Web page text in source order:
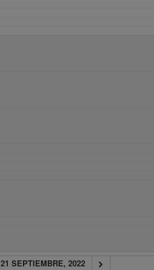
21 SEPTIEMBRE, 2022